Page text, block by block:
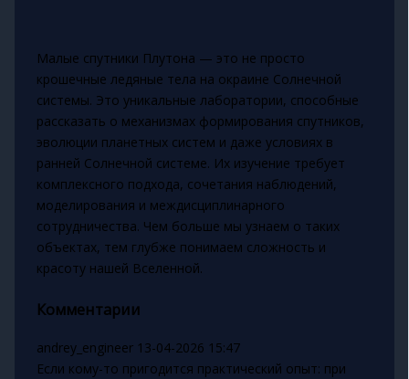
Малые спутники Плутона — это не просто
крошечные ледяные тела на окраине Солнечной
системы. Это уникальные лаборатории, способные
рассказать о механизмах формирования спутников,
эволюции планетных систем и даже условиях в
ранней Солнечной системе. Их изучение требует
комплексного подхода, сочетания наблюдений,
моделирования и междисциплинарного
сотрудничества. Чем больше мы узнаем о таких
объектах, тем глубже понимаем сложность и
красоту нашей Вселенной.
Комментарии
andrey_engineer 13-04-2026 15:47
Если кому-то пригодится практический опыт: при